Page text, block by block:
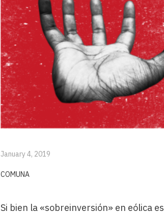
January 4, 2019
COMUNA
Si bien la «sobreinversión» en eólica